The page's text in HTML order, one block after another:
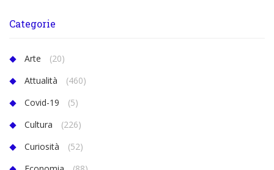
Categorie
Arte
(20)
Attualità
(460)
Covid-19
(5)
Cultura
(226)
Curiosità
(52)